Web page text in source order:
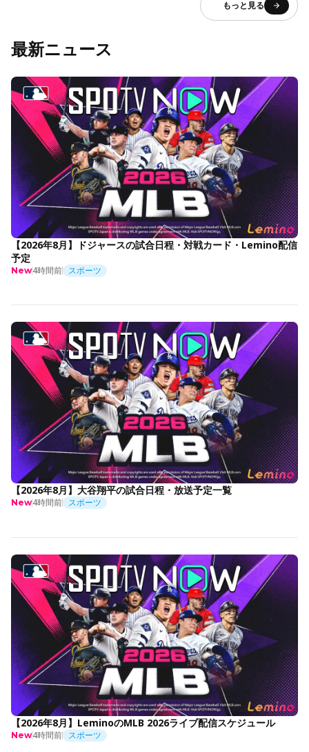
もっと見る
最新ニュース
【2026年8月】ドジャースの試合日程・対戦カード・Lemino配信
予定
New4時間前 スポーツ
【2026年8月】大谷翔平の試合日程・放送予定一覧
New4時間前 スポーツ
【2026年8月】LeminoのMLB 2026ライブ配信スケジュール
New4時間前 スポーツ